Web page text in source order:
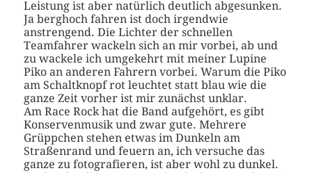
Leistung ist aber natürlich deutlich abgesunken.
Ja berghoch fahren ist doch irgendwie
anstrengend. Die Lichter der schnellen
Teamfahrer wackeln sich an mir vorbei, ab und
zu wackele ich umgekehrt mit meiner Lupine
Piko an anderen Fahrern vorbei. Warum die Piko
am Schaltknopf rot leuchtet statt blau wie die
ganze Zeit vorher ist mir zunächst unklar.
Am Race Rock hat die Band aufgehört, es gibt
Konservenmusik und zwar gute. Mehrere
Grüppchen stehen etwas im Dunkeln am
Straßenrand und feuern an, ich versuche das
ganze zu fotografieren, ist aber wohl zu dunkel.